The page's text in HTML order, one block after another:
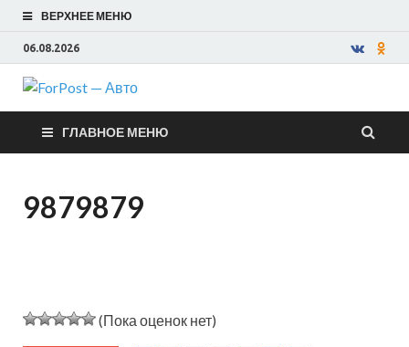
ВЕРХНЕЕ МЕНЮ
06.08.2026
ForPost —
Авто
ГЛАВНОЕ МЕНЮ
9879879
(Пока оценок нет)